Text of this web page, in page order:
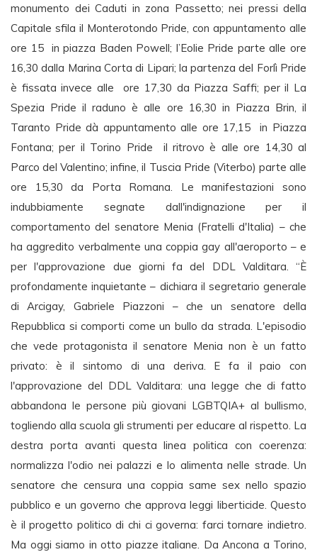
monumento dei Caduti in zona Passetto; nei pressi della
Capitale sfila il Monterotondo Pride, con appuntamento alle
ore 15 in piazza Baden Powell; l’Eolie Pride parte alle ore
16,30 dalla Marina Corta di Lipari; la partenza del Forlì Pride
è fissata invece alle ore 17,30 da Piazza Saffi; per il La
Spezia Pride il raduno è alle ore 16,30 in Piazza Brin, il
Taranto Pride dà appuntamento alle ore 17,15 in Piazza
Fontana; per il Torino Pride il ritrovo è alle ore 14,30 al
Parco del Valentino; infine, il Tuscia Pride (Viterbo) parte alle
ore 15,30 da Porta Romana. Le manifestazioni sono
indubbiamente segnate dall'indignazione per il
comportamento del senatore Menia (Fratelli d'Italia) – che
ha aggredito verbalmente una coppia gay all'aeroporto – e
per l'approvazione due giorni fa del DDL Valditara. “È
profondamente inquietante – dichiara il segretario generale
di Arcigay, Gabriele Piazzoni – che un senatore della
Repubblica si comporti come un bullo da strada. L'episodio
che vede protagonista il senatore Menia non è un fatto
privato: è il sintomo di una deriva. E fa il paio con
l'approvazione del DDL Valditara: una legge che di fatto
abbandona le persone più giovani LGBTQIA+ al bullismo,
togliendo alla scuola gli strumenti per educare al rispetto. La
destra porta avanti questa linea politica con coerenza:
normalizza l'odio nei palazzi e lo alimenta nelle strade. Un
senatore che censura una coppia same sex nello spazio
pubblico e un governo che approva leggi liberticide. Questo
è il progetto politico di chi ci governa: farci tornare indietro.
Ma oggi siamo in otto piazze italiane. Da Ancona a Torino,